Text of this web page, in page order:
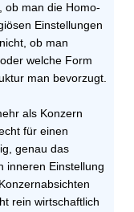
ob man die Homo-
Einstellungen
ob man
welche Form
man bevorzugt.
als Konzern
für einen
genau das
inneren Einstellung
rein wirtschaftlich